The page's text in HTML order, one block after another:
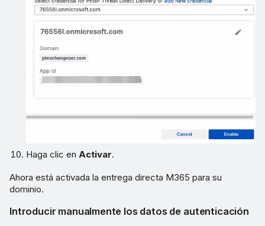
Haga clic en Activar.
Ahora está activada la entrega directa M365 para su
dominio.
Introducir manualmente los datos de autenticación